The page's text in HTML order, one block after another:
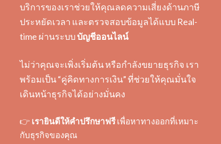
บริการของเราช่วยให้คุณลดความเสี่ยงด้านภาษี
ประหยัดเวลา และตรวจสอบข้อมูลได้แบบ Real-
time ผ่านระบบบัญชีออนไลน์
ไม่ว่าคุณจะเพิ่งเริ่มต้น หรือกำลังขยายธุรกิจ เรา
พร้อมเป็น “คู่คิดทางการเงิน” ที่ช่วยให้คุณมั่นใจ
เดินหน้าธุรกิจได้อย่างมั่นคง
👉 เรายินดีให้คำปรึกษาฟรีเพื่อหาทางออกที่เหมาะ
กับธุรกิจของคุณ